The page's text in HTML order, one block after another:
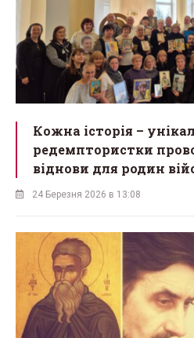
Кожна історія –
редемптористки
віднови для родин
24 Березня 2026 в 13:08